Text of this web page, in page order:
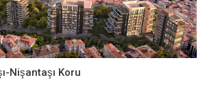
Nişantaşı Koru